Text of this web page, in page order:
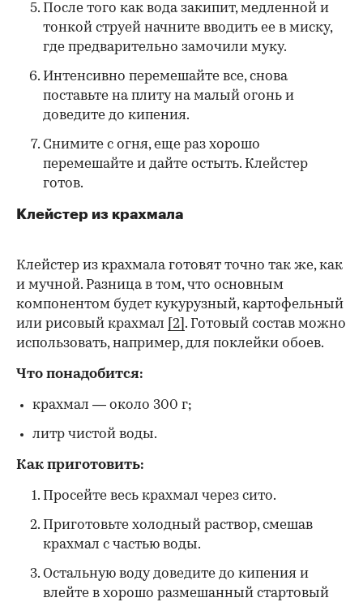
После того как вода закипит, медленной и
тонкой струей начните вводить ее в миску,
где предварительно замочили муку.
Интенсивно перемешайте все, снова
поставьте на плиту на малый огонь и
доведите до кипения.
Снимите с огня, еще раз хорошо
перемешайте и дайте остыть. Клейстер
готов.
Клейстер из крахмала
Клейстер из крахмала готовят точно так же, как
и мучной. Разница в том, что основным
компонентом будет кукурузный, картофельный
или рисовый крахмал
[2] . Готовый состав можно
использовать, например, для поклейки обоев.
Что понадобится:
крахмал — около 300 г;
литр чистой воды.
Как приготовить:
Просейте весь крахмал через сито.
Приготовьте холодный раствор, смешав
крахмал с частью воды.
Остальную воду доведите до кипения и
влейте в хорошо размешанный стартовый